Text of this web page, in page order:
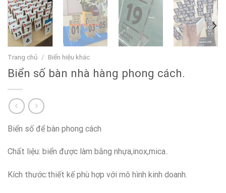
Trang chủ / Biển hiệu khác
Biển số bàn nhà hàng phong cách.
Biển số để bàn phong cách
Chất liệu: biển được làm bằng nhựa,inox,mica..
Kích thước:thiết kế phù hợp với mô hình kinh doanh.